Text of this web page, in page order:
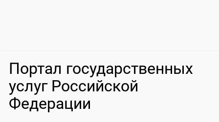
Портал государственных
услуг Российской
Федерации